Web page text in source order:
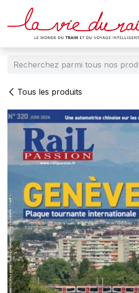
Se rendre au contenu
Tous les produits